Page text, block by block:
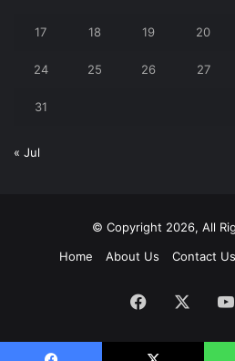
17 18 19 20
24 25 26 27
31
« Jul
© Copyright 2026, All
Home
About Us Contact Us
Facebook